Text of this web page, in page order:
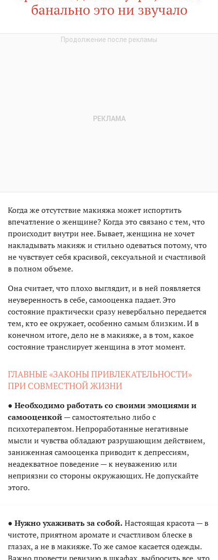
банально это ни звучало
Когда же отсутствие макияжа может испортить
впечатление о женщине? Когда это связано с тем, что
происходит внутри нее. Бывает, женщина не хочет
накладывать макияж и стильно одеваться потому, что
не чувствует себя красивой, сексуальной и счастливой
в полном объеме.
Она считает, что плохо выглядит, и в ней появляется
неуверенность в себе, самооценка падает. Это
состояние практически сразу невербально передается
тем, кто ее окружает, особенно самым близким. И в
конечном итоге, дело не в макияже, а в том, какое
состояние транслирует женщина в этот момент.
ГЛАВНЫЕ «ЗАКОНЫ ПРИВЛЕКАТЕЛЬНОСТИ»
ПРИ СОВМЕСТНОЙ ЖИЗНИ
● Необходимо работать со своими эмоциями и
самооценкой— самостоятельно либо с
психотерапевтом. Непроработанные негативные
мысли и чувства обладают разрушающим действием,
заниженная самооценка приводит к депрессиям,
неадекватное поведение — к неуважению или
неприязни со стороны окружающих. Не допускайте
этого.
● Нужно ухаживать за собой. Настоящая красота — в
чистоте, приятном аромате и счастливом блеске в
глазах, а не в макияже. То же самое касается одежды.